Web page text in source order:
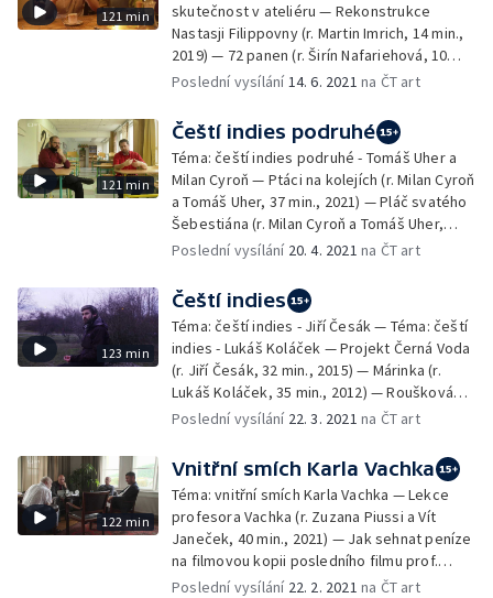
121 min
skutečnost v ateliéru — Rekonstrukce
Nastasji Filippovny (r. Martin Imrich, 14 min.,
2019) — 72 panen (r. Širín Nafariehová, 10
min., 2020) — Chci zemřít jako mučedník (r.
3000: Jeder für sich und Gott gegen alle (r.
Michael Jiřinec, 13 min., 2020) —
Pětichodové menu (r. Kateřina Dudová, 13
min., 2020)
Poslední vysílání14. 6. 2021 na ČT art
121 min
Čeští indies podruhé
Téma: čeští indies podruhé - Tomáš Uher a
Milan Cyroň — Ptáci na kolejích (r. Milan Cyroň
a Tomáš Uher, 37 min., 2021) — Pláč svatého
Šebestiána (r. Milan Cyroň a Tomáš Uher,
ukázka 42 min., 2019)
Poslední vysílání 20. 4. 2021 na ČT art
123 min
Čeští indies
Téma: čeští indies - Jiří Česák — Téma: čeští
indies - Lukáš Koláček — Projekt Černá Voda
(r. Jiří Česák, 32 min., 2015) — Márinka (r.
Lukáš Koláček, 35 min., 2012) — Roušková
romance (r. Milan Cyroň a Tomáš Uher, 19
Poslední vysílání 22. 3. 2021 na ČT art
122 min
Vnitřní smích Karla Vachka
Téma: vnitřní smích Karla Vachka — Lekce
profesora Vachka (r. Zuzana Piussi a Vít
Janeček, 40 min., 2021) — Jak sehnat peníze
na filmovou kopii posledního filmu prof.
Karla Vachka? (r. Helena Všetečková, 27 min.,
Poslední vysílání 22. 2. 2021 na ČT art